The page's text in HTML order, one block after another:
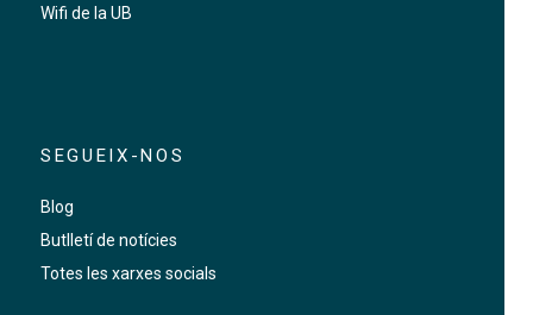
Wifi de la UB
SEGUEIX-NOS
Blog
Butlletí de notícies
Totes les xarxes socials